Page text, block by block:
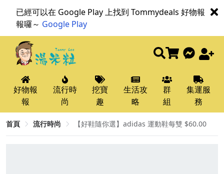
已經可以在 Google Play 上找到 Tommydeals 好物報
報囉～ Google Play
好物報
報
流行時
尚
挖寶
趣
生活攻
略
群
組
集運服
務
首頁 流行時尚 【好鞋隨你選】adidas 運動鞋每雙 $60.00